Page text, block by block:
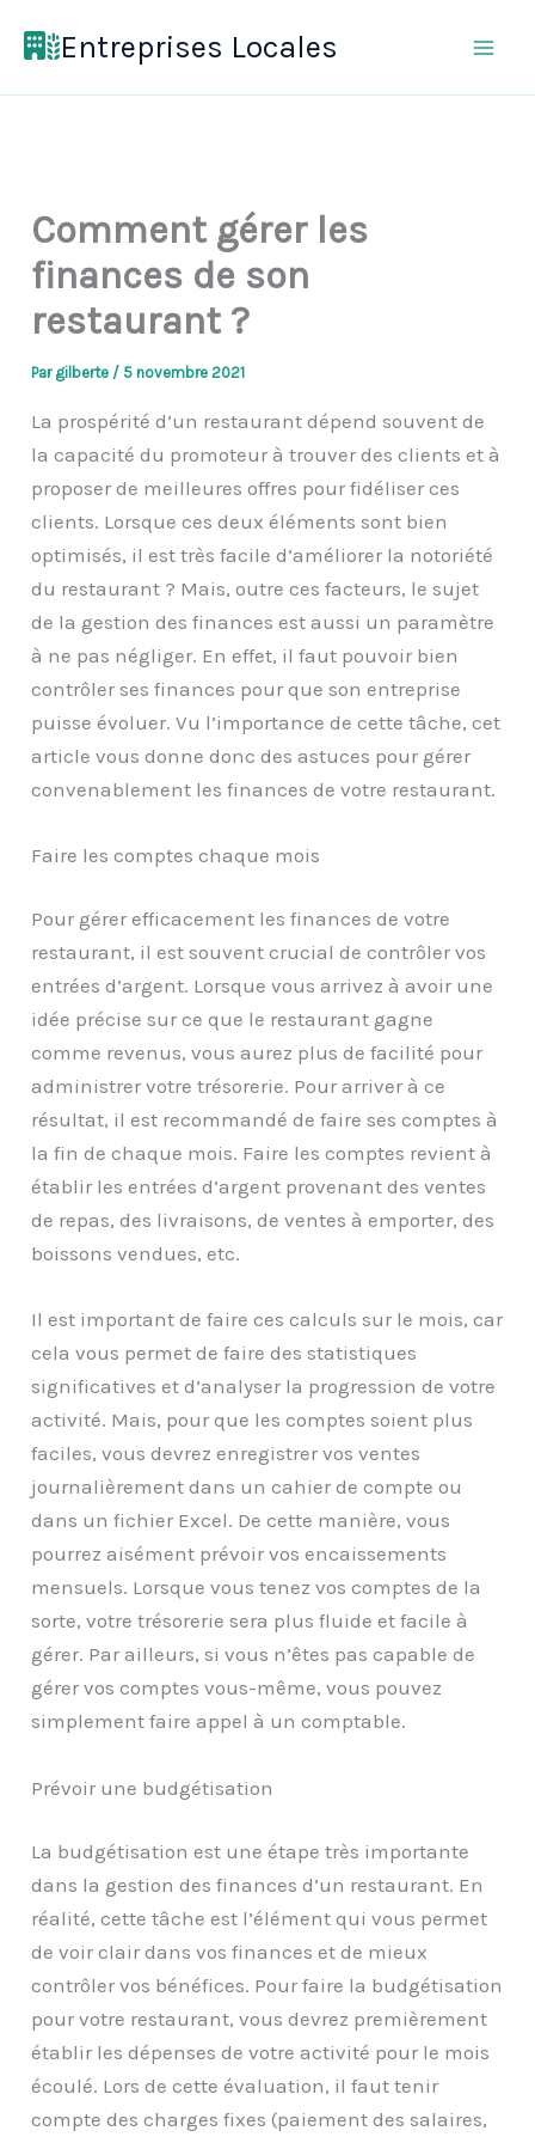
Entreprises Locales
Comment gérer les
finances de son
restaurant ?
Par gilberte / 5 novembre 2021
La prospérité d’un restaurant dépend souvent de
la capacité du promoteur à trouver des clients et à
proposer de meilleures offres pour fidéliser ces
clients. Lorsque ces deux éléments sont bien
optimisés, il est très facile d’améliorer la notoriété
du restaurant ? Mais, outre ces facteurs, le sujet
de la gestion des finances est aussi un paramètre
à ne pas négliger. En effet, il faut pouvoir bien
contrôler ses finances pour que son entreprise
puisse évoluer. Vu l’importance de cette tâche, cet
article vous donne donc des astuces pour gérer
convenablement les finances de votre restaurant.
Faire les comptes chaque mois
Pour gérer efficacement les finances de votre
restaurant, il est souvent crucial de contrôler vos
entrées d’argent. Lorsque vous arrivez à avoir une
idée précise sur ce que le restaurant gagne
comme revenus, vous aurez plus de facilité pour
administrer votre trésorerie. Pour arriver à ce
résultat, il est recommandé de faire ses comptes à
la fin de chaque mois. Faire les comptes revient à
établir les entrées d’argent provenant des ventes
de repas, des livraisons, de ventes à emporter, des
boissons vendues, etc.
Il est important de faire ces calculs sur le mois, car
cela vous permet de faire des statistiques
significatives et d’analyser la progression de votre
activité. Mais, pour que les comptes soient plus
faciles, vous devrez enregistrer vos ventes
journalièrement dans un cahier de compte ou
dans un fichier Excel. De cette manière, vous
pourrez aisément prévoir vos encaissements
mensuels. Lorsque vous tenez vos comptes de la
sorte, votre trésorerie sera plus fluide et facile à
gérer. Par ailleurs, si vous n’êtes pas capable de
gérer vos comptes vous-même, vous pouvez
simplement faire appel à un comptable.
Prévoir une budgétisation
La budgétisation est une étape très importante
dans la gestion des finances d’un restaurant. En
réalité, cette tâche est l’élément qui vous permet
de voir clair dans vos finances et de mieux
contrôler vos bénéfices. Pour faire la budgétisation
pour votre restaurant, vous devrez premièrement
établir les dépenses de votre activité pour le mois
écoulé. Lors de cette évaluation, il faut tenir
compte des charges fixes (paiement des salaires,